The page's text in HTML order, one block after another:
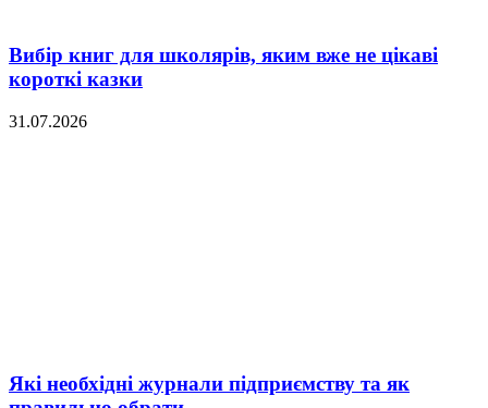
Вибір книг для школярів, яким вже не цікаві
короткі казки
31.07.2026
Які необхідні журнали підприємству та як